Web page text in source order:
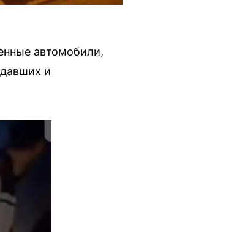
автомобили,
и